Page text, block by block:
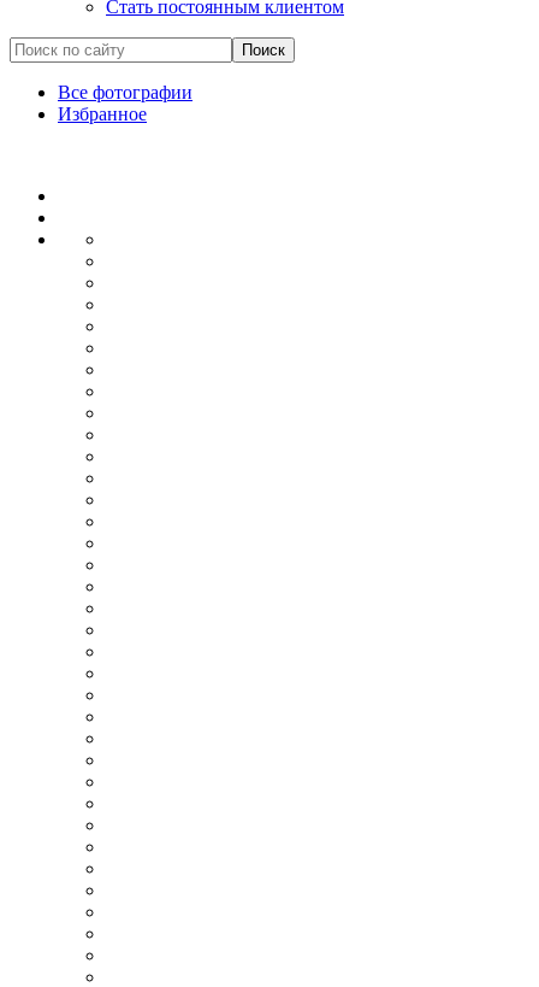
Стать постоянным клиентом
Все фотографии
Избранное